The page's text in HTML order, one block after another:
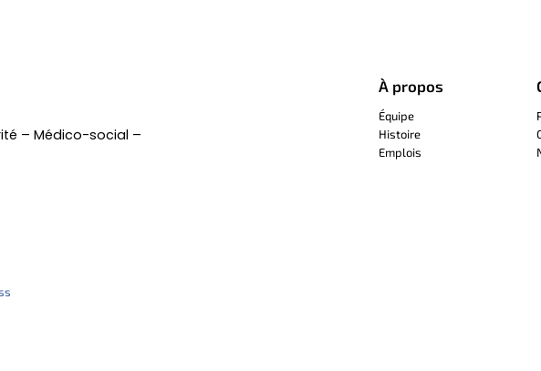
– Médico-social –
À propos
Équipe
Histoire
Emplois